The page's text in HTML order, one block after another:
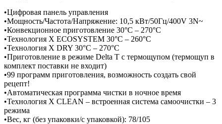
•Цифровая панель управления
•Мощность/Частота/Напряжение: 10,5 кВт/50Гц/400V 3N~
•Конвекционное приготовление 30°С – 270°С
•Технология X ECOSYSTEM 30°С – 260°С
•Технология X DRY 30°С – 270°С
•Приготовление в режиме Delta T с термощупом (термощуп в
комплект поставки не входит)
•99 программ приготовления, возможность создать свой
рецепт!
•Автоматическая программа чистки в ночное время
•Технология X CLEAN – встроенная система самоочистки – 3
режима
•Вес, кг (без упаковки/с упаковкой): 78/105